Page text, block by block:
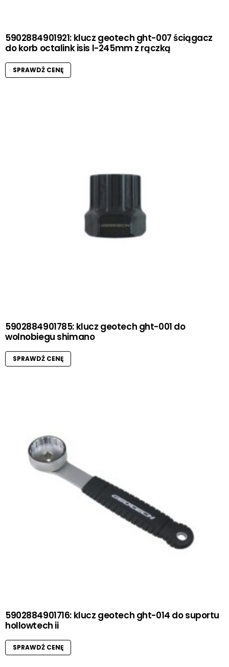
5902884901921: klucz geotech ght-007 ściągacz
do korb octalink isis l-245mm z rączką
SPRAWDŹ CENĘ
5902884901785: klucz geotech ght-001 do
wolnobiegu shimano
SPRAWDŹ CENĘ
5902884901716: klucz geotech ght-014 do suportu
hollowtech ii
SPRAWDŹ CENĘ